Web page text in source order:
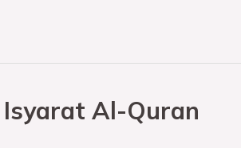
Isyarat Al-Quran